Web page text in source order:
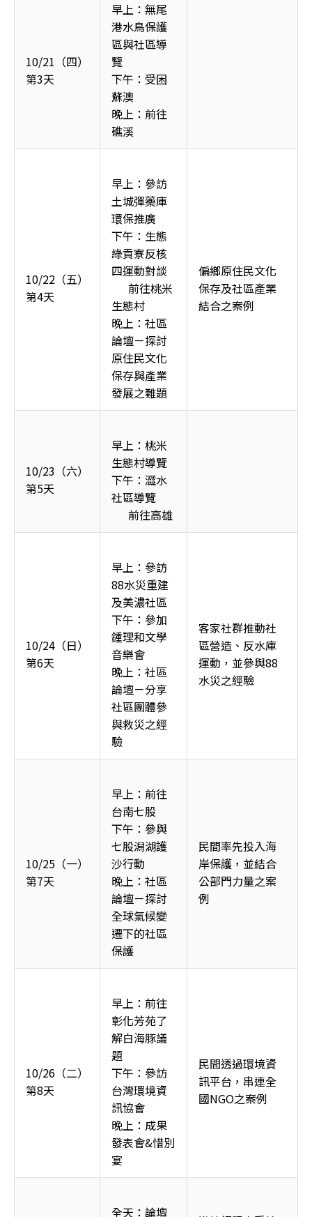
10/21（四）
第3天
早上：無尾
港水鳥保護
區與社區導
覽
下午：受困
蘇澳
晚上：前往
礁溪
10/22（五）
第4天
早上：參訪
土城彈藥庫
環保推廣
下午：生態
綠貢寮反核
四運動對談
前往桃米
生態村
晚上：社區
論壇－探討
原住民文化
保存與產業
發展之難題
偏鄉原住民文化
保存及社區產業
結合之案例
10/23（六）
第5天
早上：桃米
生態村導覽
下午：澀水
社區導覽
前往高雄
10/24（日）
第6天
早上：參訪
88水災重建
及美濃社區
下午：參加
鍾理和文學
音樂會
晚上：社區
論壇－分享
社區團體參
與救災之經
驗
客家社群推動社
區營造、反水庫
運動，並參與88
水災之經驗
10/25（一）
第7天
早上：前往
台南七股
下午：參與
七股潟湖護
沙行動
晚上：社區
論壇－探討
全球氣候變
遷下的社區
保護
民間率先投入海
岸保護，並結合
公部門力量之案
例
10/26（二）
第8天
早上：前往
彰化芳苑了
解白海豚議
題
下午：參訪
台灣環境資
訊協會
晚上：成果
發表會&惜別
宴
民間透過環境資
訊平台，串連全
國NGO之案例
全天：論壇